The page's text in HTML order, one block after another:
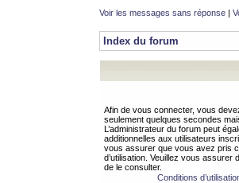
Voir les messages sans réponse |
Index du forum
Afin de vous connecter, vous
seulement quelques secondes
L’administrateur du forum peut
additionnelles aux utilisateurs
vous assurer que vous avez pris
d’utilisation. Veuillez vous
de le consulter.
Conditions